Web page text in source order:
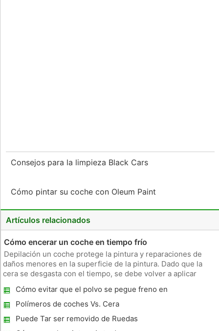
Consejos para la limpieza Black Cars
Cómo pintar su coche con Oleum Paint
Artículos relacionados
Cómo encerar un coche en tiempo frío
Depilación un coche protege la pintura y reparaciones de
daños menores en la superficie de la pintura. Dado que la
cera se desgasta con el tiempo, se debe volver a aplicar
Fabricantes de cera de coches recomiendan evitar
temperaturas ext
Cómo evitar que el polvo se pegue freno en
las ruedas de aluminio
Polímeros de coches Vs. Cera
Puede Tar ser removido de Ruedas